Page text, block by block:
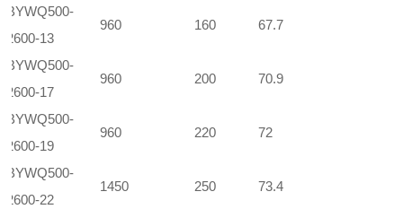
BYWQ500-
2600-13
960 160 67.7
BYWQ500-
2600-17
960 200 70.9
BYWQ500-
2600-19
960 220 72
BYWQ500-
2600-22
1450 250 73.4